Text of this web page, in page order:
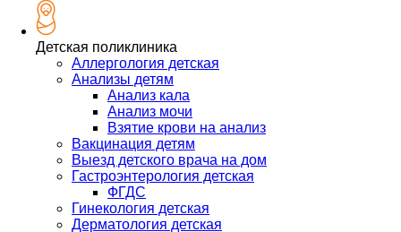
Детская поликлиника
Аллергология детская
Анализы детям
Анализ кала
Анализ мочи
Взятие крови на анализ
Вакцинация детям
Выезд детского врача на дом
Гастроэнтерология детская
ФГДС
Гинекология детская
Дерматология детская